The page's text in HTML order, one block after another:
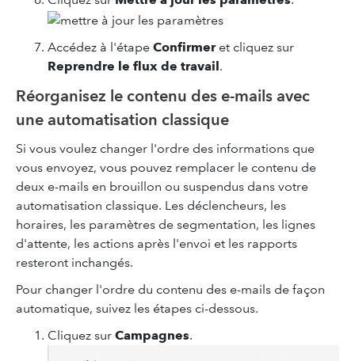
Accédez à l'étape Confirmeret cliquez sur
Reprendre le flux de travail.
Réorganisez le contenu des e-mails avec
une automatisation classique
Si vous voulez changer l'ordre des informations que
vous envoyez, vous pouvez remplacer le contenu de
deux e-mails en brouillon ou suspendus dans votre
automatisation classique. Les déclencheurs, les
horaires, les paramètres de segmentation, les lignes
d'attente, les actions après l'envoi et les rapports
resteront inchangés.
Pour changer l'ordre du contenu des e-mails de façon
automatique, suivez les étapes ci-dessous.
Cliquez sur Campagnes.